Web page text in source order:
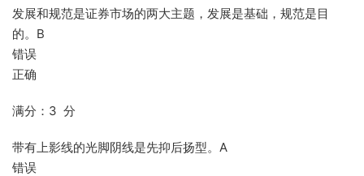
发展和规范是证券市场的两大主题，发展是基础，规范是目
的。B
错误
正确
满分：3 分
带有上影线的光脚阴线是先抑后扬型。A
错误